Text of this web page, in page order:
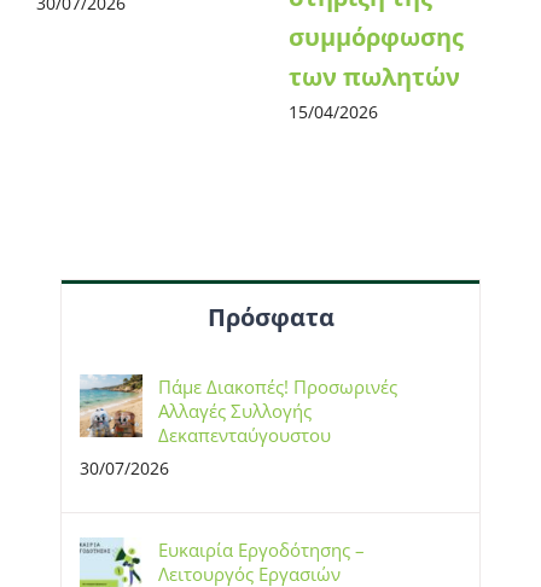
συμμόρφωσης
των πωλητών
15/04/2026
Πρόσφατα
Πάμε Διακοπές! Προσωρινές
Αλλαγές Συλλογής
Δεκαπενταύγουστου
30/07/2026
Ευκαιρία Εργοδότησης –
Λειτουργός Εργασιών